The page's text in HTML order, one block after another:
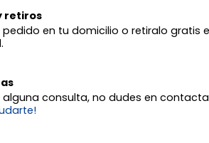
retiros
pedido en tu domicilio o retiralo gratis
alguna consulta, no dudes en